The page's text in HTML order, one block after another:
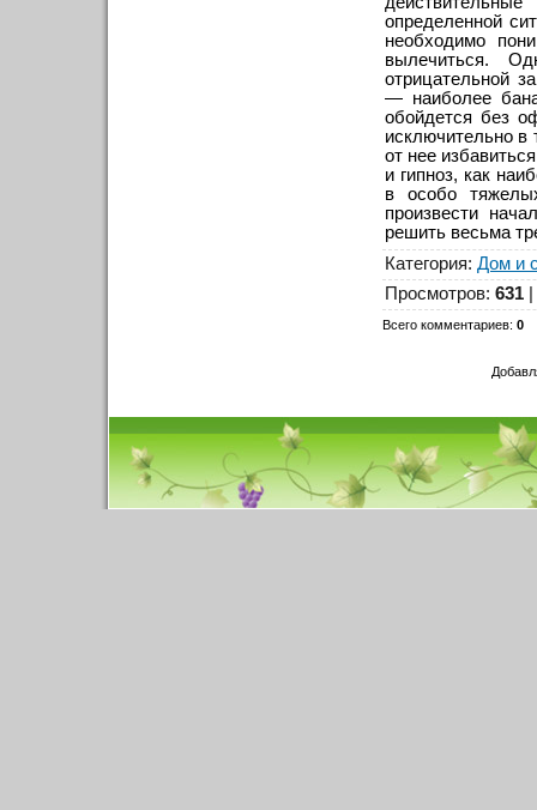
определенной
необходимо
вылечиться.
отрицательной
— наиболее
обойдется без
исключительно в
от нее
и гипноз, как
в особо
произвести
решить весьма
Категория: Дом и
Просмотров: 631
Всего комментариев: 0